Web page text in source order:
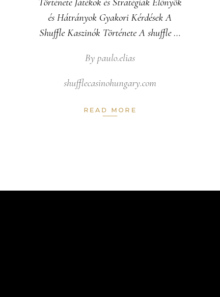
és Hátrányok Gyakori Kérdések A
Shuffle Kaszinók Története A shuffle
By paulo.elias
shufflecasinohungary.com
READ MORE